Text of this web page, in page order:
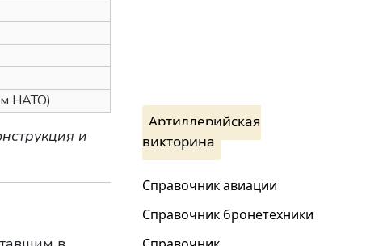
НАТО)
и
Артиллерийская
викторина
Справочник авиации
Справочник бронетехники